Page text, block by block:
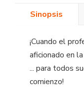
Sinopsis
¡Cuando el
aficionado en
... para todos
comienzo!